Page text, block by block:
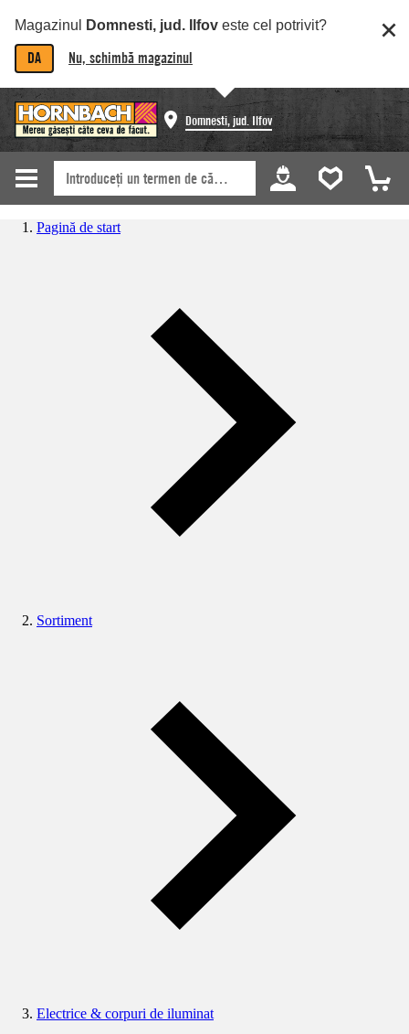
Magazinul Domnesti, jud. Ilfov este cel potrivit?
DA Nu, schimbă magazinul
Domnesti, jud. Ilfov
Pagină de start
Sortiment
Electrice & corpuri de iluminat